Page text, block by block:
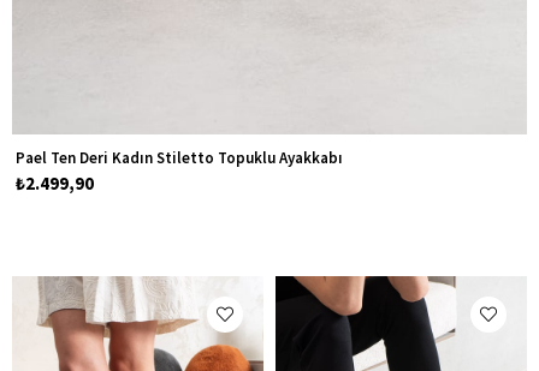
Pael Ten Deri Kadın Stiletto Topuklu Ayakkabı
₺2.499,90